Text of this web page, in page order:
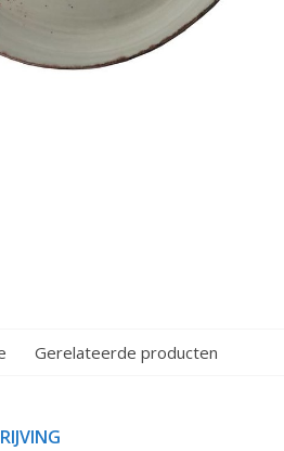
Gerelateerde producten